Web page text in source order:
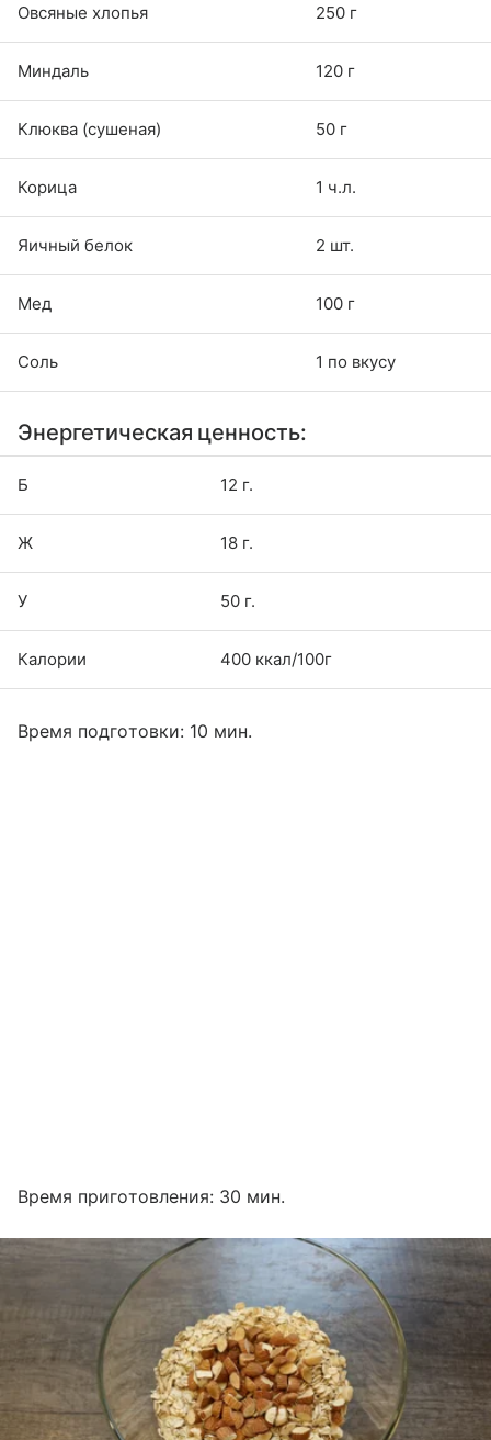
Овсяные хлопья 250 г
Миндаль 120 г
Клюква (сушеная) 50 г
Корица 1 ч.л.
Яичный белок 2 шт.
Мед 100 г
Соль 1 по вкусу
Энергетическая ценность:
Б 12 г.
Ж 18 г.
У 50 г.
Калории 400 ккал/100г
Время подготовки: 10 мин.
Время приготовления: 30 мин.